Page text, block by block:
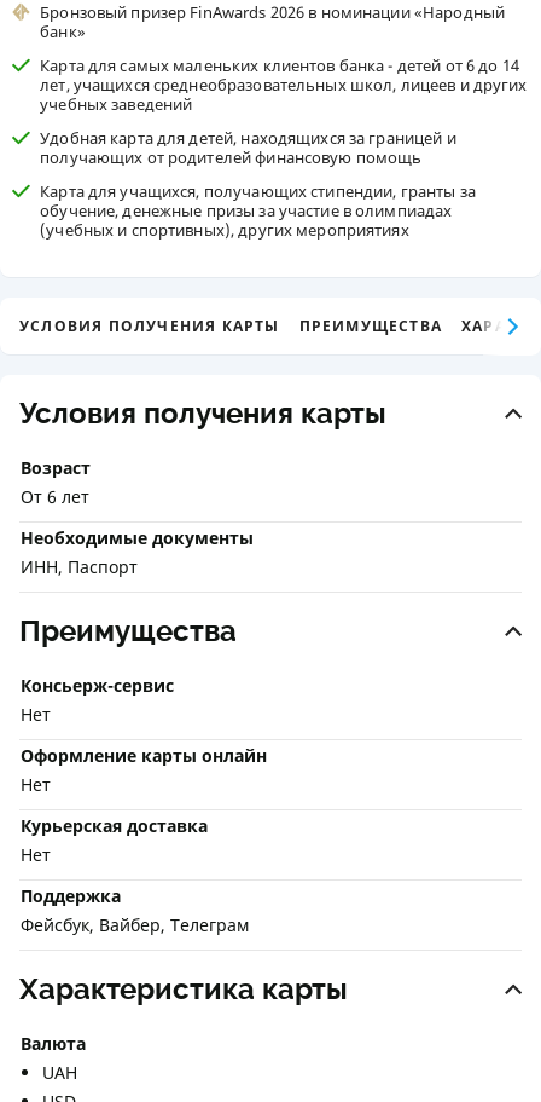
Бронзовый призер FinAwards 2026 в номинации «Народный
банк»
Карта для самых маленьких клиентов банка - детей от 6 до 14
лет, учащихся среднеобразовательных школ, лицеев и других
учебных заведений
Удобная карта для детей, находящихся за границей и
получающих от родителей финансовую помощь
Карта для учащихся, получающих стипендии, гранты за
обучение, денежные призы за участие в олимпиадах
(учебных и спортивных), других мероприятиях
УСЛОВИЯ ПОЛУЧЕНИЯ КАРТЫ ПРЕИМУЩЕСТВА
Условия получения карты
Возраст
От 6 лет
Необходимые документы
ИНН, Паспорт
Преимущества
Консьерж-сервис
Нет
Оформление карты онлайн
Нет
Курьерская доставка
Нет
Поддержка
Фейсбук, Вайбер, Телеграм
Характеристика карты
Валюта
UAH